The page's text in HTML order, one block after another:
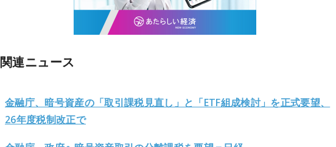
関連ニュース
金融庁、暗号資産の「取引課税見直し」と「ETF組成検討」を正式要望、
26年度税制改正で